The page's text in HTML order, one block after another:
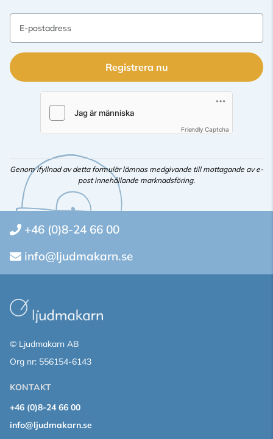
E-postadress
Registrera nu
Friendly Captcha
Genom ifyllnad av detta formulär lämnas medgivande till mottagande av e-
post innehållande marknadsföring.
+46 (0)8-24 66 00
info@ljudmakarn.se
© Ljudmakarn AB
Org nr: 556154-6143
KONTAKT
+46 (0)8-24 66 00
info@ljudmakarn.se